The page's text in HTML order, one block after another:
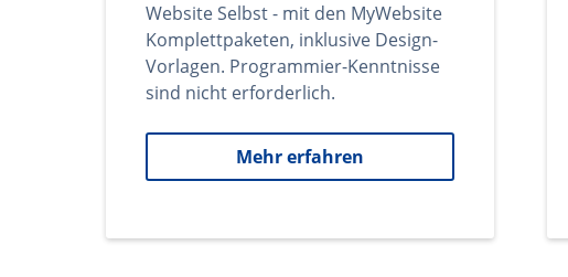
Website Selbst - mit den MyWebsite
Komplettpaketen, inklusive Design-
Vorlagen. Programmier-Kenntnisse
sind nicht erforderlich.
Mehr erfahren